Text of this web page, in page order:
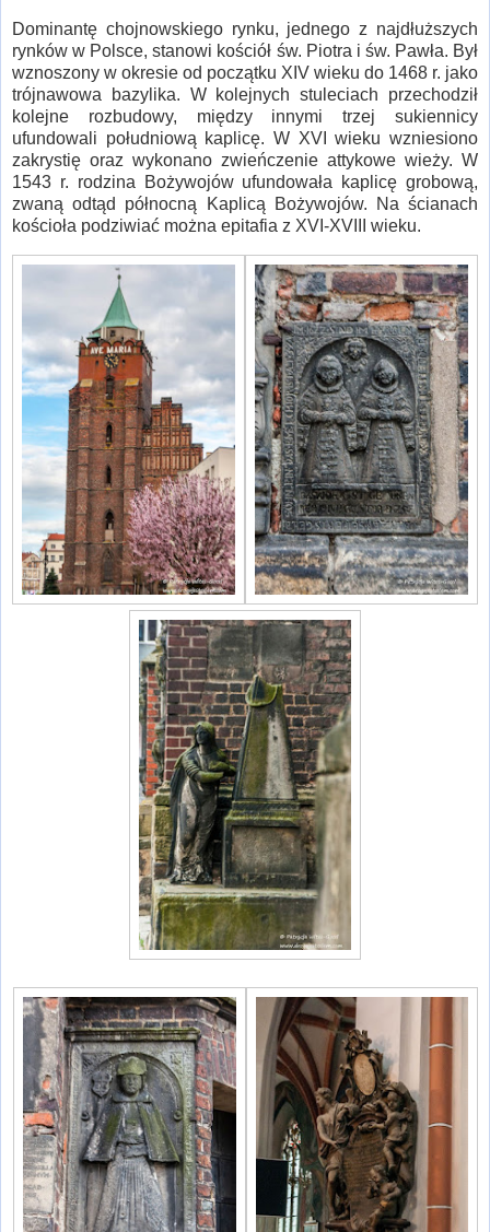
Dominantę chojnowskiego rynku, jednego z najdłuższych
rynków w Polsce, stanowi kościół św. Piotra i św. Pawła. Był
wznoszony w okresie od początku XIV wieku do 1468 r. jako
trójnawowa bazylika. W kolejnych stuleciach przechodził
kolejne rozbudowy, między innymi trzej sukiennicy
ufundowali południową kaplicę. W XVI wieku wzniesiono
zakrystię oraz wykonano zwieńczenie attykowe wieży. W
1543 r. rodzina Bożywojów ufundowała kaplicę grobową,
zwaną odtąd północną Kaplicą Bożywojów. Na ścianach
kościoła podziwiać można epitafia z XVI-XVIII wieku.